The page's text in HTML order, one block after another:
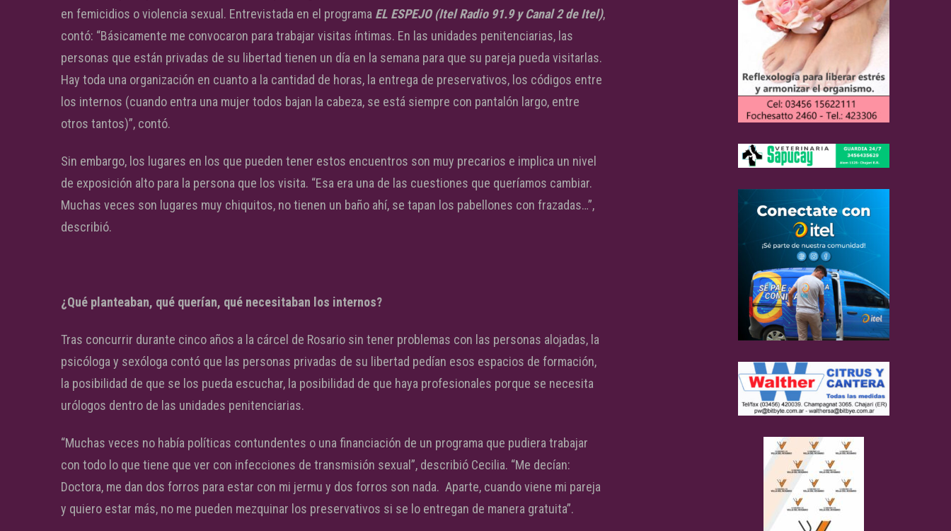
en femicidios o violencia sexual. Entrevistada en el programa EL ESPEJO (Itel Radio 91.9 y Canal 2 de Itel),
contó: “Básicamente me convocaron para trabajar visitas íntimas. En las unidades penitenciarias, las
personas que están privadas de su libertad tienen un día en la semana para que su pareja pueda visitarlas.
Hay toda una organización en cuanto a la cantidad de horas, la entrega de preservativos, los códigos entre
los internos (cuando entra una mujer todos bajan la cabeza, se está siempre con pantalón largo, entre
otros tantos)”, contó.
Sin embargo, los lugares en los que pueden tener estos encuentros son muy precarios e implica un nivel
de exposición alto para la persona que los visita. “Esa era una de las cuestiones que queríamos cambiar.
Muchas veces son lugares muy chiquitos, no tienen un baño ahí, se tapan los pabellones con frazadas…”,
describió.
¿Qué planteaban, qué querían, qué necesitaban los internos?
Tras concurrir durante cinco años a la cárcel de Rosario sin tener problemas con las personas alojadas, la
psicóloga y sexóloga contó que las personas privadas de su libertad pedían esos espacios de formación,
la posibilidad de que se los pueda escuchar, la posibilidad de que haya profesionales porque se necesita
urólogos dentro de las unidades penitenciarias.
“Muchas veces no había políticas contundentes o una financiación de un programa que pudiera trabajar
con todo lo que tiene que ver con infecciones de transmisión sexual”, describió Cecilia. “Me decían:
Doctora, me dan dos forros para estar con mi jermu y dos forros son nada. Aparte, cuando viene mi pareja
y quiero estar más, no me pueden mezquinar los preservativos si se lo entregan de manera gratuita”.